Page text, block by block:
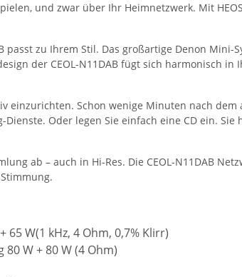
und zwar über Ihr Heimnetzwerk. Mit
passt zu Ihrem Stil. Das großartige Denon
der CEOL-N11DAB fügt sich harmonisch
einzurichten. Schon wenige Minuten nach
Oder legen Sie einfach eine CD ein. Sie
ab – auch in Hi-Res. Die CEOL-N11DAB
65 W(1 kHz, 4 Ohm, 0,7% Klirr)
W + 80 W (4 Ohm)